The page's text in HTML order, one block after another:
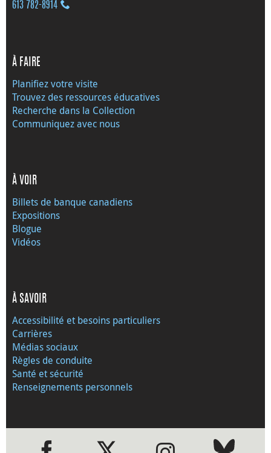
613 782‑8914
À FAIRE
Planifiez votre visite
Trouvez des ressources éducatives
Recherche dans la Collection
Communiquez avec nous
À VOIR
Billets de banque canadiens
Expositions
Blogue
Vidéos
À SAVOIR
Accessibilité et besoins particuliers
Carrières
Médias sociaux
Règles de conduite
Santé et sécurité
Renseignements personnels